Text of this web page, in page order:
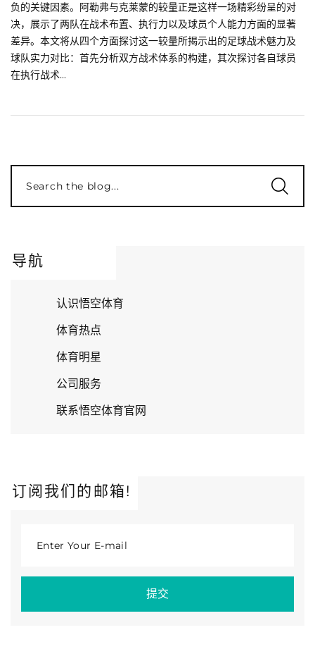
负的关键因素。阿勒弗与克莱蒙的较量正是这样一场精彩纷呈的对
决，展示了两队在战术布置、执行力以及球员个人能力方面的显著
差异。本文将从四个方面探讨这一较量所揭示出的足球战术魅力及
球队实力对比：首先分析双方战术体系的构建，其次探讨各自球员
在执行战术...
Search the blog...
导航
认识悟空体育
体育热点
体育明星
公司服务
联系悟空体育官网
订阅我们的邮箱!
Enter Your E-mail
提交